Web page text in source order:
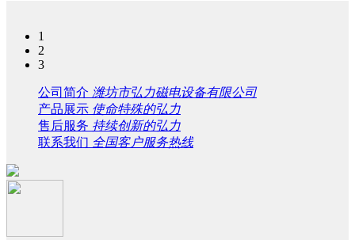
1
2
3
公司简介 潍坊市弘力磁电设备有限公司
产品展示 使命特殊的弘力
售后服务 持续创新的弘力
联系我们 全国客户服务热线